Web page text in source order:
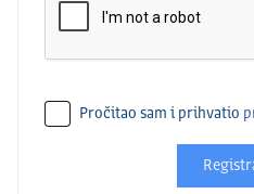
Pročitao sam i prihvatio